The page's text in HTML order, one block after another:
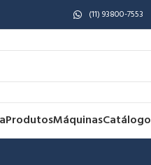
(11) 93800-7553
ProdutosMáquinasCatálogo